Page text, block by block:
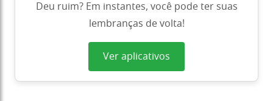
Deu ruim? Em instantes, você pode ter suas
lembranças de volta!
Ver aplicativos